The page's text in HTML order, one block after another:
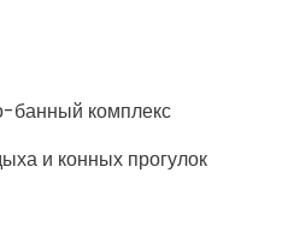
банный комплекс
и конных прогулок